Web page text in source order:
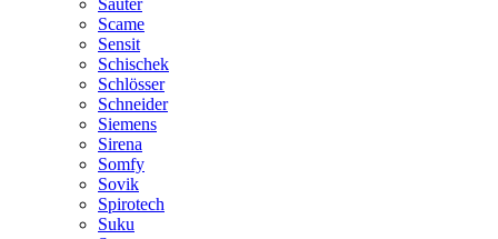
Scame
Sensit
Schischek
Schlösser
Schneider
Siemens
Sirena
Somfy
Sovik
Spirotech
Suku